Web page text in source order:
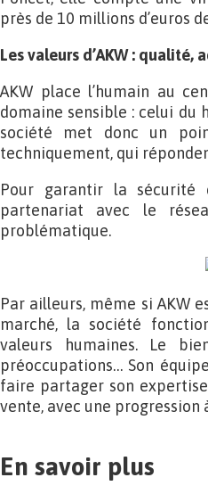
près de 10 millions d’euros
Les valeurs d’AKW : qualité,
AKW place l’humain au
domaine sensible : celui du
société met donc un
techniquement, qui
Pour garantir la sécurité
partenariat avec le
problématique.
Par ailleurs, même si AKW
marché, la société
valeurs humaines. Le
préoccupations… Son
faire partager son
vente, avec une progression
En savoir plus